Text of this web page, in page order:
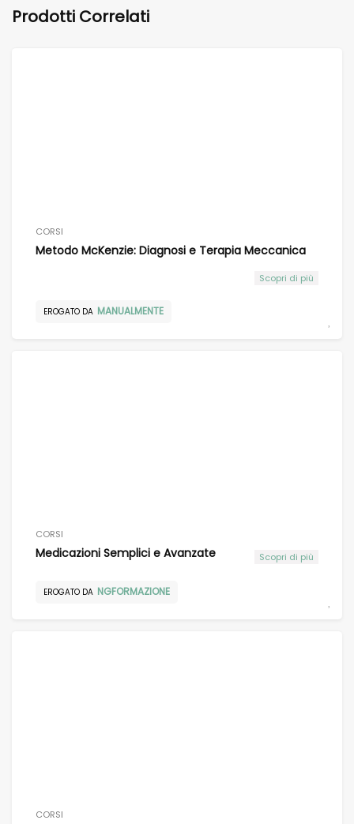
Prodotti Correlati
CORSI
Metodo McKenzie: Diagnosi e Terapia Meccanica
Scopri di più
EROGATO DA MANUALMENTE
CORSI
Medicazioni Semplici e Avanzate Scopri di più
EROGATO DA NGFORMAZIONE
CORSI